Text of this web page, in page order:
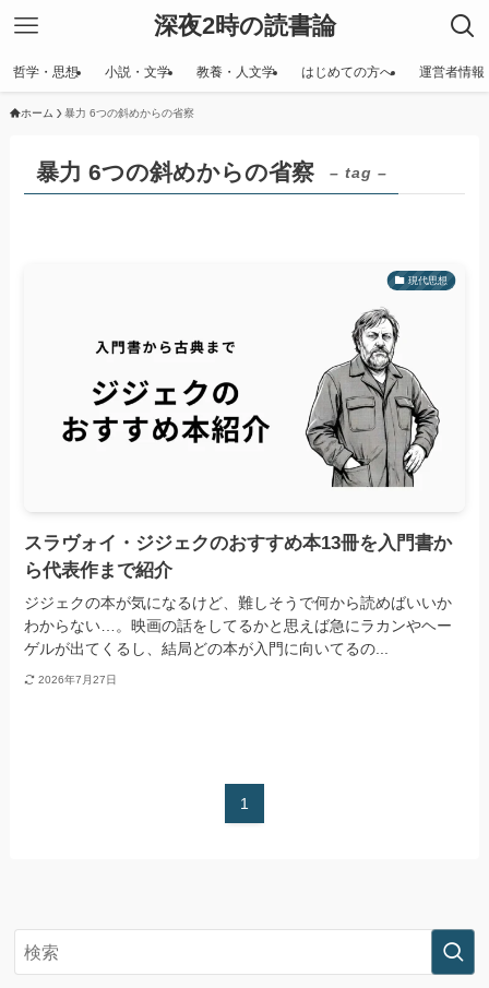
深夜2時の読書論
哲学・思想 小説・文学 教養・人文学 はじめての方へ 運営者情報
ホーム 暴力 6つの斜めからの省察
暴力 6つの斜めからの省察 – tag –
現代思想
スラヴォイ・ジジェクのおすすめ本13冊を入門書か
ら代表作まで紹介
ジジェクの本が気になるけど、難しそうで何から読めばいいか
わからない…。映画の話をしてるかと思えば急にラカンやヘー
ゲルが出てくるし、結局どの本が入門に向いてるの...
2026年7月27日
1